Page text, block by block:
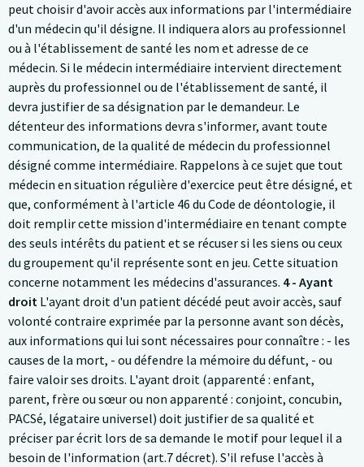
peut choisir d'avoir accès aux informations par l'intermédiaire
d'un médecin qu'il désigne. Il indiquera alors au professionnel
ou à l'établissement de santé les nom et adresse de ce
médecin. Si le médecin intermédiaire intervient directement
auprès du professionnel ou de l'établissement de santé, il
devra justifier de sa désignation par le demandeur. Le
détenteur des informations devra s'informer, avant toute
communication, de la qualité de médecin du professionnel
désigné comme intermédiaire. Rappelons à ce sujet que tout
médecin en situation régulière d'exercice peut être désigné, et
que, conformément à l'article 46 du Code de déontologie, il
doit remplir cette mission d'intermédiaire en tenant compte
des seuls intérêts du patient et se récuser si les siens ou ceux
du groupement qu'il représente sont en jeu. Cette situation
concerne notamment les médecins d'assurances. 4 - Ayant
droit L'ayant droit d'un patient décédé peut avoir accès, sauf
volonté contraire exprimée par la personne avant son décès,
aux informations qui lui sont nécessaires pour connaître : - les
causes de la mort, - ou défendre la mémoire du défunt, - ou
faire valoir ses droits. L'ayant droit (apparenté : enfant,
parent, frère ou sœur ou non apparenté : conjoint, concubin,
PACSé, légataire universel) doit justifier de sa qualité et
préciser par écrit lors de sa demande le motif pour lequel il a
besoin de l'information (art.7 décret). S'il refuse l'accès à